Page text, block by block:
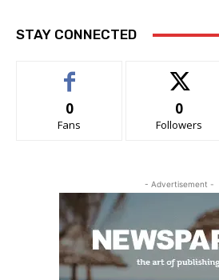
STAY CONNECTED
0
Fans
0
Followers
- Advertisement -